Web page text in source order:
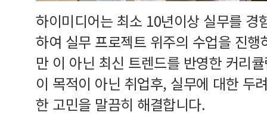
하이미디어는 최소 10년이상 실무를 경
하여 실무 프로젝트 위주의 수업을 진
만 이 아닌 최신 트렌드를 반영한 커리
이 목적이 아닌 취업후, 실무에 대한 두
한 고민을 말끔히 해결합니다.